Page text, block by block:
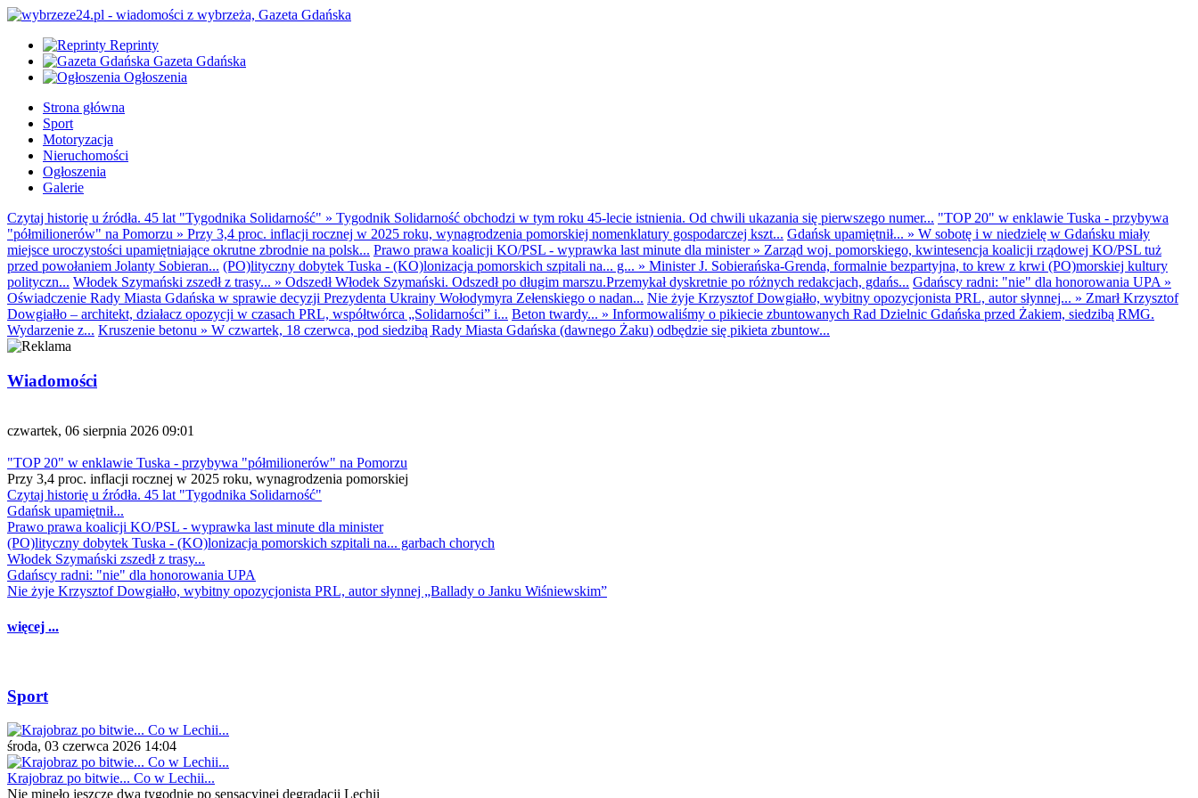
Reprinty
Gazeta Gdańska
Ogłoszenia
Strona główna
Sport
Motoryzacja
Nieruchomości
Ogłoszenia
Galerie
Czytaj historię u źródła. 45 lat "Tygodnika Solidarność" » Tygodnik Solidarność obchodzi w tym roku 45-lecie istnienia. Od chwili ukazania się pierwszego numer... "TOP 20" w enklawie Tuska - przybywa
"półmilionerów" na Pomorzu » Przy 3,4 proc. inflacji rocznej w 2025 roku, wynagrodzenia pomorskiej nomenklatury gospodarczej kszt... Gdańsk upamiętnił... » W sobotę i w niedzielę w Gdańsku miały
miejsce uroczystości upamiętniające okrutne zbrodnie na polsk... Prawo prawa koalicji KO/PSL - wyprawka last minute dla minister» Zarząd woj. pomorskiego, kwintesencja koalicji rządowej KO/PSL tuż
przed powołaniem Jolanty Sobieran... (PO)lityczny dobytek Tuska - (KO)lonizacja pomorskich szpitali na... g... » Minister J. Sobierańska-Grenda, formalnie bezpartyjna, to krew z krwi (PO)morskiej kultury
polityczn... Włodek Szymański zszedł z trasy... » Odszedł Włodek Szymański. Odszedł po długim marszu.Przemykał dyskretnie po różnych redakcjach, gdańs... Gdańscy radni: "nie" dla honorowania UPA »
Oświadczenie Rady Miasta Gdańska w sprawie decyzji Prezydenta Ukrainy Wołodymyra Zełenskiego o nadan... Nie żyje Krzysztof Dowgiałło, wybitny opozycjonista PRL, autor słynnej... » Zmarł Krzysztof
Dowgiałło – architekt, działacz opozycji w czasach PRL, współtwórca „Solidarności” i... Beton twardy... » Informowaliśmy o pikiecie zbuntowanych Rad Dzielnic Gdańska przed Żakiem, siedzibą RMG.
Wydarzenie z... Kruszenie betonu » W czwartek, 18 czerwca, pod siedzibą Rady Miasta Gdańska (dawnego Żaku) odbędzie się pikieta zbuntow...
Wiadomości
czwartek, 06 sierpnia 2026 09:01
"TOP 20" w enklawie Tuska - przybywa "półmilionerów" na Pomorzu
Przy 3,4 proc. inflacji rocznej w 2025 roku, wynagrodzenia pomorskiej
Czytaj historię u źródła. 45 lat "Tygodnika Solidarność"
Gdańsk upamiętnił...
Prawo prawa koalicji KO/PSL - wyprawka last minute dla minister
(PO)lityczny dobytek Tuska - (KO)lonizacja pomorskich szpitali na... garbach chorych
Włodek Szymański zszedł z trasy...
Gdańscy radni: "nie" dla honorowania UPA
Nie żyje Krzysztof Dowgiałło, wybitny opozycjonista PRL, autor słynnej „Ballady o Janku Wiśniewskim”
więcej ...
Sport
środa, 03 czerwca 2026 14:04
Krajobraz po bitwie... Co w Lechii...
Nie minęło jeszcze dwa tygodnie po sensacyjnej degradacji Lechii